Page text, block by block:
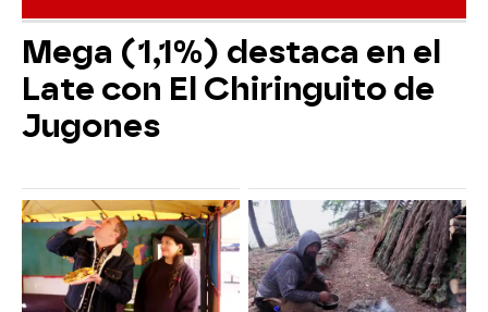
Mega (1,1%) destaca en el
Late con El Chiringuito de
Jugones